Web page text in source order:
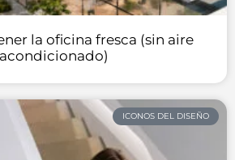
la oficina fresca (sin aire
acondicionado)
ICONOS DEL DISEÑO